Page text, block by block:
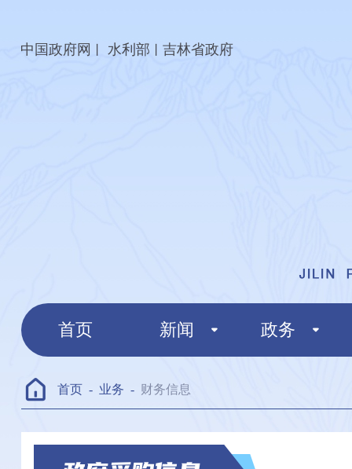
中国政府网 水利部 丨吉林省政府
首页 新闻 政务
首页 - 业务 - 财务信息